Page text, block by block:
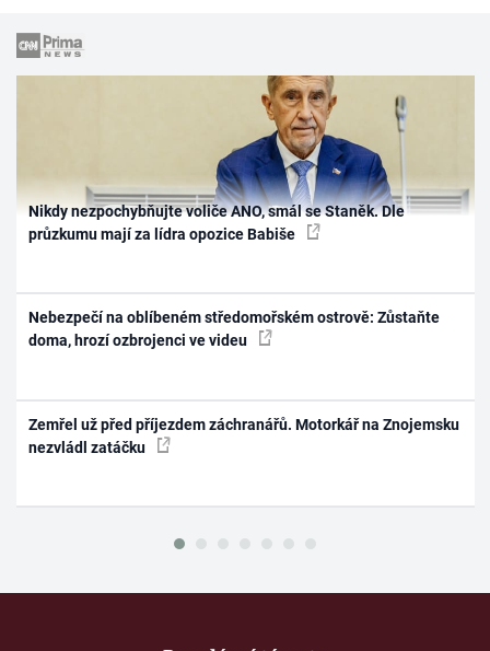
Nikdy nezpochybňujte voliče ANO, smál se Staněk. Dle
průzkumu mají za lídra opozice Babiše
Nebezpečí na oblíbeném středomořském ostrově: Zůstaňte
doma, hrozí ozbrojenci ve videu
Zemřel už před příjezdem záchranářů. Motorkář na Znojemsku
nezvládl zatáčku